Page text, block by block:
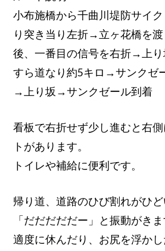
小布施橋から千曲川堤防サイ
り突き当り左折→立ヶ花橋を
後、一番目の信号を右折→上
すら道なり約5キロ→サンクゼ
→上り坂→サンクゼール到着
看板で右折せず少し進むと右
トがあります。
トイレや補給に便利です。
帰り道、道路のひび割れがひ
「だだだだだー」と振動がきま
適度に休んだり、お尻を浮か